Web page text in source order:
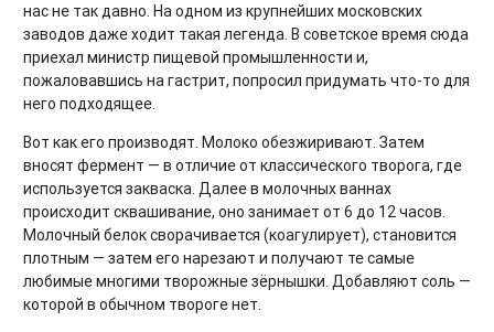
нас не так давно. На одном из крупнейших московских
заводов даже ходит такая легенда. В советское время сюда
приехал министр пищевой промышленности и,
пожаловавшись на гастрит, попросил придумать что-то для
него подходящее.
Вот как его производят. Молоко обезжиривают. Затем
вносят фермент — в отличие от классического творога, где
используется закваска. Далее в молочных ваннах
происходит сквашивание, оно занимает от 6 до 12 часов.
Молочный белок сворачивается (коагулирует), становится
плотным — затем его нарезают и получают те самые
любимые многими творожные зёрнышки. Добавляют соль —
которой в обычном твороге нет.